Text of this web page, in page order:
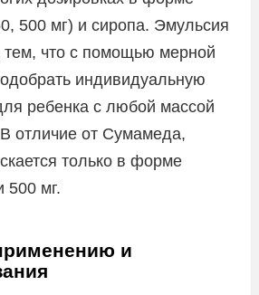
500 мг) и сиропа. Эмульсия
тем, что с помощью мерной
индивидуальную
ребенка с любой массой
отличие от Сумамеда,
только в форме
500 мг.
и